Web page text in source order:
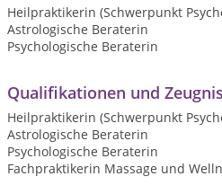
Heilpraktikerin (Schwerpunkt
Astrologische Beraterin
Psychologische Beraterin
Qualifikationen und
Heilpraktikerin (Schwerpunkt
Astrologische Beraterin
Psychologische Beraterin
Fachpraktikerin Massage und